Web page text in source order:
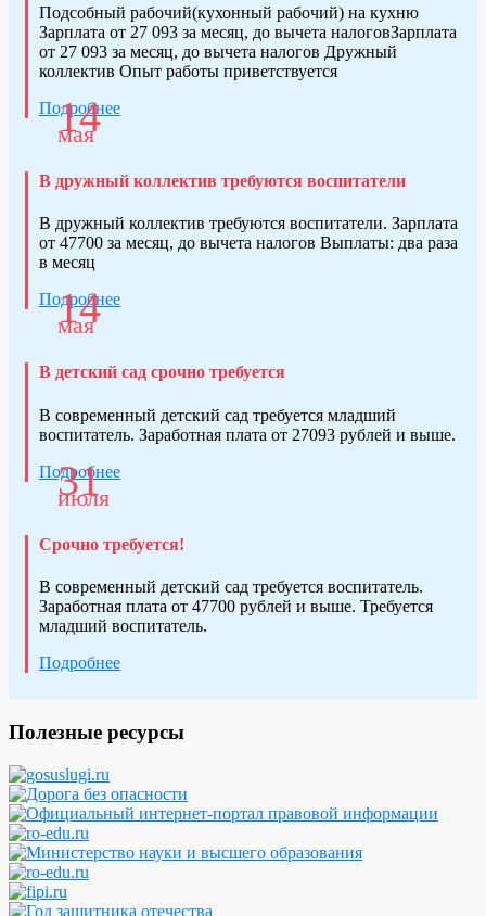
Подсобный рабочий(кухонный рабочий) на кухню
Зарплата от 27 093 за месяц, до вычета налоговЗарплата
от 27 093 за месяц, до вычета налогов Дружный
коллектив Опыт работы приветствуется
Подробнее
14
мая
В дружный коллектив требуются воспитатели
В дружный коллектив требуются воспитатели. Зарплата
от 47700 за месяц, до вычета налогов Выплаты: два раза
в месяц
Подробнее
14
мая
В детский сад срочно требуется
В современный детский сад требуется младший
воспитатель. Заработная плата от 27093 рублей и выше.
Подробнее
31
июля
Срочно требуется!
В современный детский сад требуется воспитатель.
Заработная плата от 47700 рублей и выше. Требуется
младший воспитатель.
Подробнее
Полезные ресурсы